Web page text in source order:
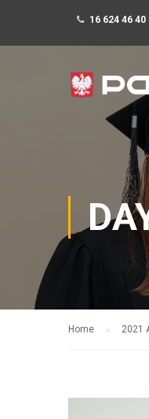
16 624 46 40
Home 2021